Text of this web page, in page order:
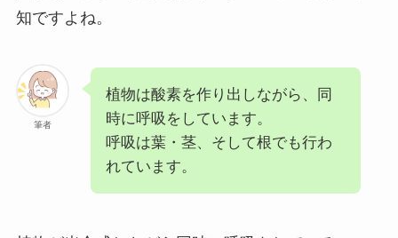
知ですよね。
筆者
植物は酸素を作り出しながら、同
時に呼吸をしています。
呼吸は葉・茎、そして根でも行わ
れています。